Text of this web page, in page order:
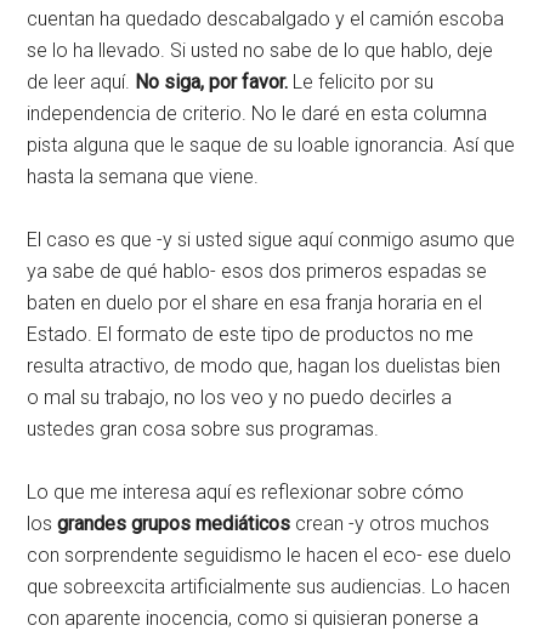
cuentan ha quedado descabalgado y el camión escoba
se lo ha llevado. Si usted no sabe de lo que hablo, deje
de leer aquí. No siga, por favor. Le felicito por su
independencia de criterio. No le daré en esta columna
pista alguna que le saque de su loable ignorancia. Así que
hasta la semana que viene.
El caso es que -y si usted sigue aquí conmigo asumo que
ya sabe de qué hablo- esos dos primeros espadas se
baten en duelo por el share en esa franja horaria en el
Estado. El formato de este tipo de productos no me
resulta atractivo, de modo que, hagan los duelistas bien
o mal su trabajo, no los veo y no puedo decirles a
ustedes gran cosa sobre sus programas.
Lo que me interesa aquí es reflexionar sobre cómo
losgrandes grupos mediáticos crean -y otros muchos
con sorprendente seguidismo le hacen el eco- ese duelo
que sobreexcita artificialmente sus audiencias. Lo hacen
con aparente inocencia, como si quisieran ponerse a